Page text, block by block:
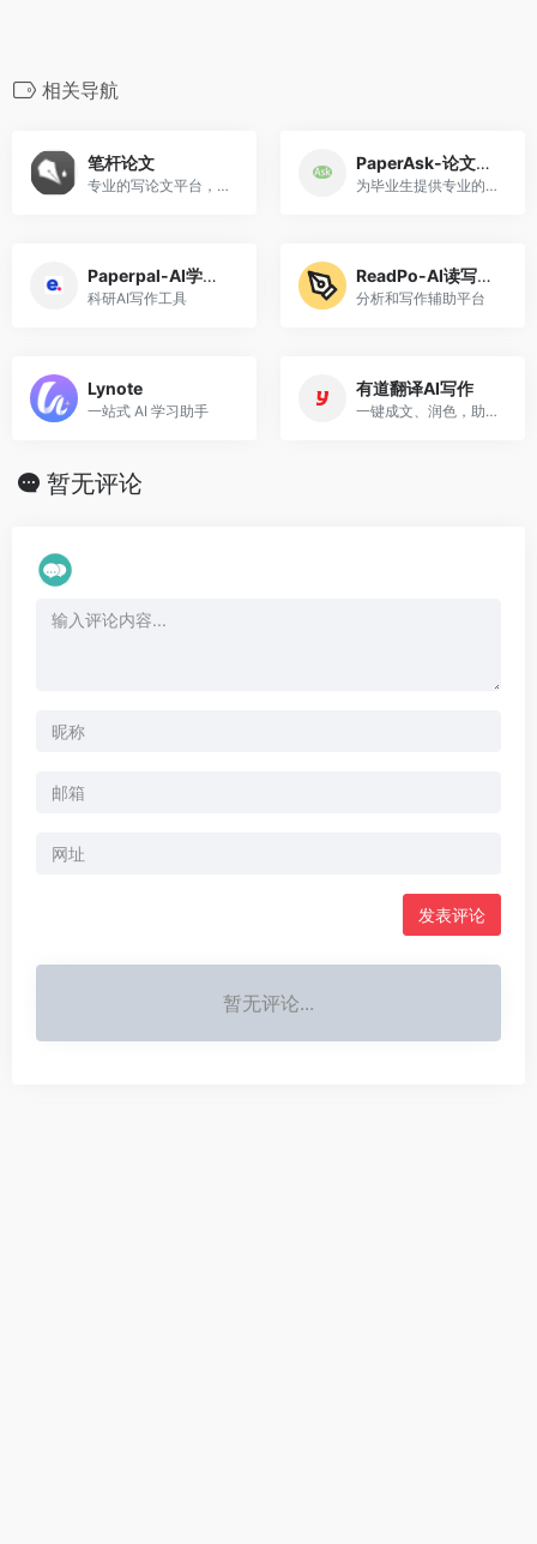
相关导航
笔杆论文
专业的写论文平台，沉浸式论文写作，让写论文变得简单高效。
PaperAsk-论文查重
为毕业生提供专业的论文重复率检测
Paperpal-AI学术写作
科研AI写作工具
ReadPo-AI读写助手
分析和写作辅助平台
Lynote
一站式 AI 学习助手
有道翻译AI写作
一键成文、润色，助力高效创作
暂无评论
暂无评论...